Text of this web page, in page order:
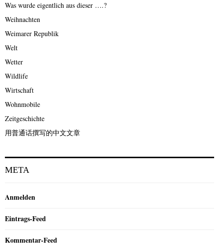
Was wurde eigentlich aus dieser ….?
Weihnachten
Weimarer Republik
Welt
Wetter
Wildlife
Wirtschaft
Wohnmobile
Zeitgeschichte
用普通话撰写的中文文章
META
Anmelden
Eintrags-Feed
Kommentar-Feed